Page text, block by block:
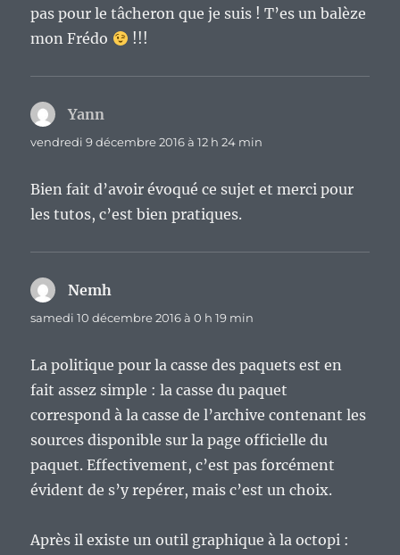
pas pour le tâcheron que je suis ! T’es un balèze
mon Frédo
!!!
Yann
vendredi 9 décembre 2016 à 12 h 24 min
Bien fait d’avoir évoqué ce sujet et merci pour
les tutos, c’est bien pratiques.
Nemh
samedi 10 décembre 2016 à 0 h 19 min
La politique pour la casse des paquets est en
fait assez simple : la casse du paquet
correspond à la casse de l’archive contenant les
sources disponible sur la page officielle du
paquet. Effectivement, c’est pas forcément
évident de s’y repérer, mais c’est un choix.
Après il existe un outil graphique à la octopi :